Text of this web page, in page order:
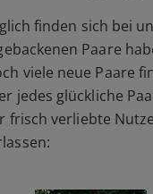
finden sich bei
Paare
viele neue Paare
jedes glückliche
frisch verliebte